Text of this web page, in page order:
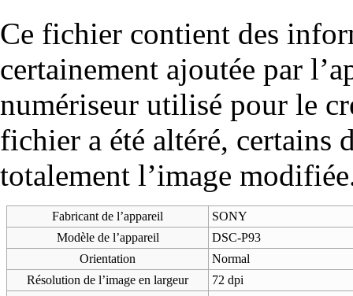
Ce fichier contient des
certainement ajoutée par
numériseur utilisé pour le
fichier a été altéré, certains
totalement l’image
Fabricant de l’appareil
SONY
Modèle de l’appareil
DSC-P93
Orientation
Normal
Résolution de l’image en largeur
72 dpi